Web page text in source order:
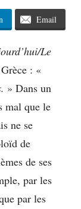
Email
Le
: «
» Dans un
mal que le
ne se
de
de ses
par les
par les